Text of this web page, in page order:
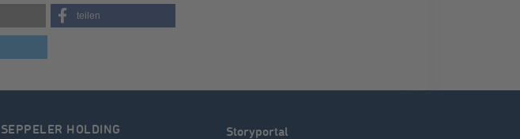
teilen
SEPPELER HOLDING Storyportal